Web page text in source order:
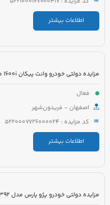
اطلاعات بیشتر
فعال
اصفهان - فریدون‌شهر
کد مزایده : 5220007726000024
اطلاعات بیشتر
مزایده دولتی خودرو پژو پارس مدل 1392 رنگ سفید